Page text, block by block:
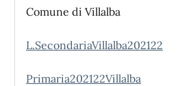
Comune di Villalba
L.SecondariaVillalba202122
Primaria202122Villalba